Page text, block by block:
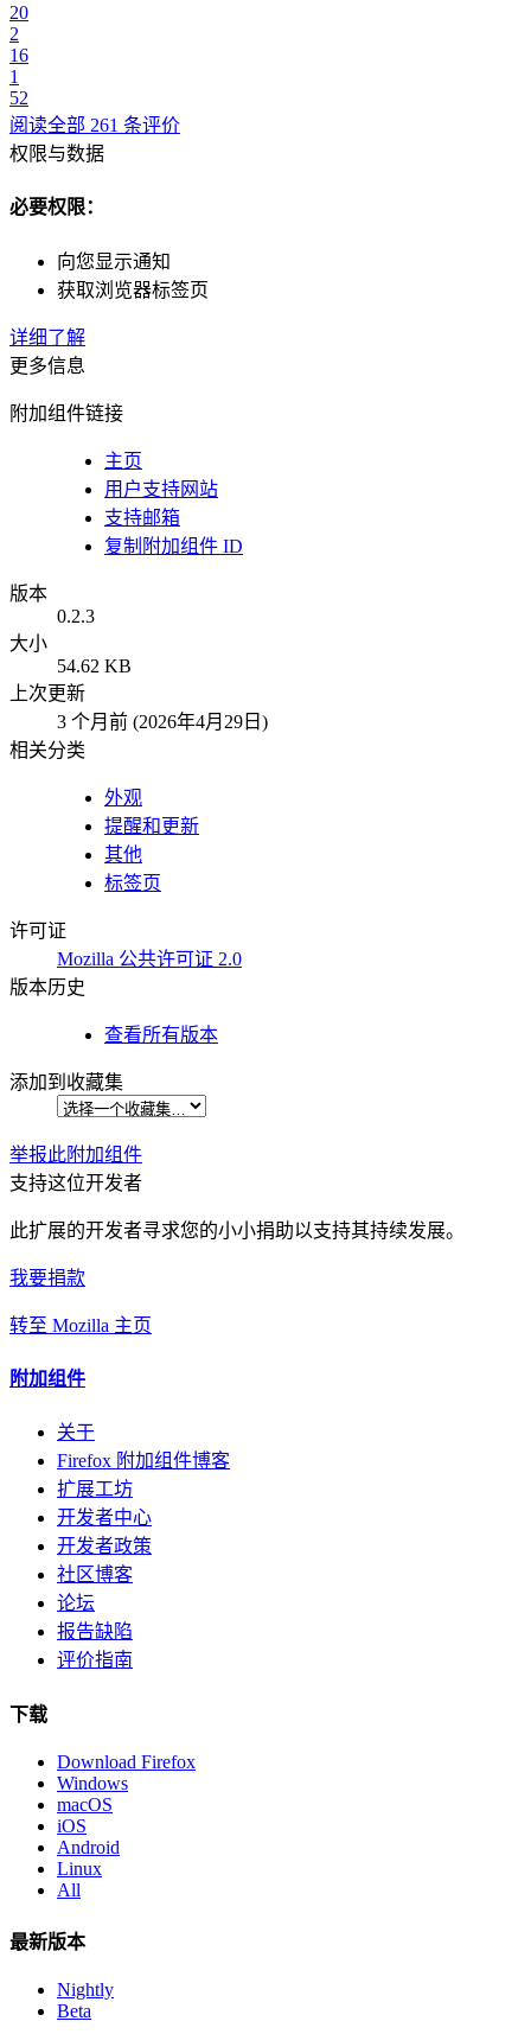
20
2
16
1
52
阅读全部 261 条评价
权限与数据
必要权限：
向您显示通知
获取浏览器标签页
详细了解
更多信息
附加组件链接
主页
用户支持网站
支持邮箱
复制附加组件 ID
版本
0.2.3
大小
54.62 KB
上次更新
3 个月前 (2026年4月29日)
相关分类
外观
提醒和更新
其他
标签页
许可证
Mozilla 公共许可证 2.0
版本历史
查看所有版本
添加到收藏集
举报此附加组件
支持这位开发者
此扩展的开发者寻求您的小小捐助以支持其持续发展。
我要捐款
转至 Mozilla 主页
附加组件
关于
Firefox 附加组件博客
扩展工坊
开发者中心
开发者政策
社区博客
论坛
报告缺陷
评价指南
下载
Download Firefox
Windows
macOS
iOS
Android
Linux
All
最新版本
Nightly
Beta